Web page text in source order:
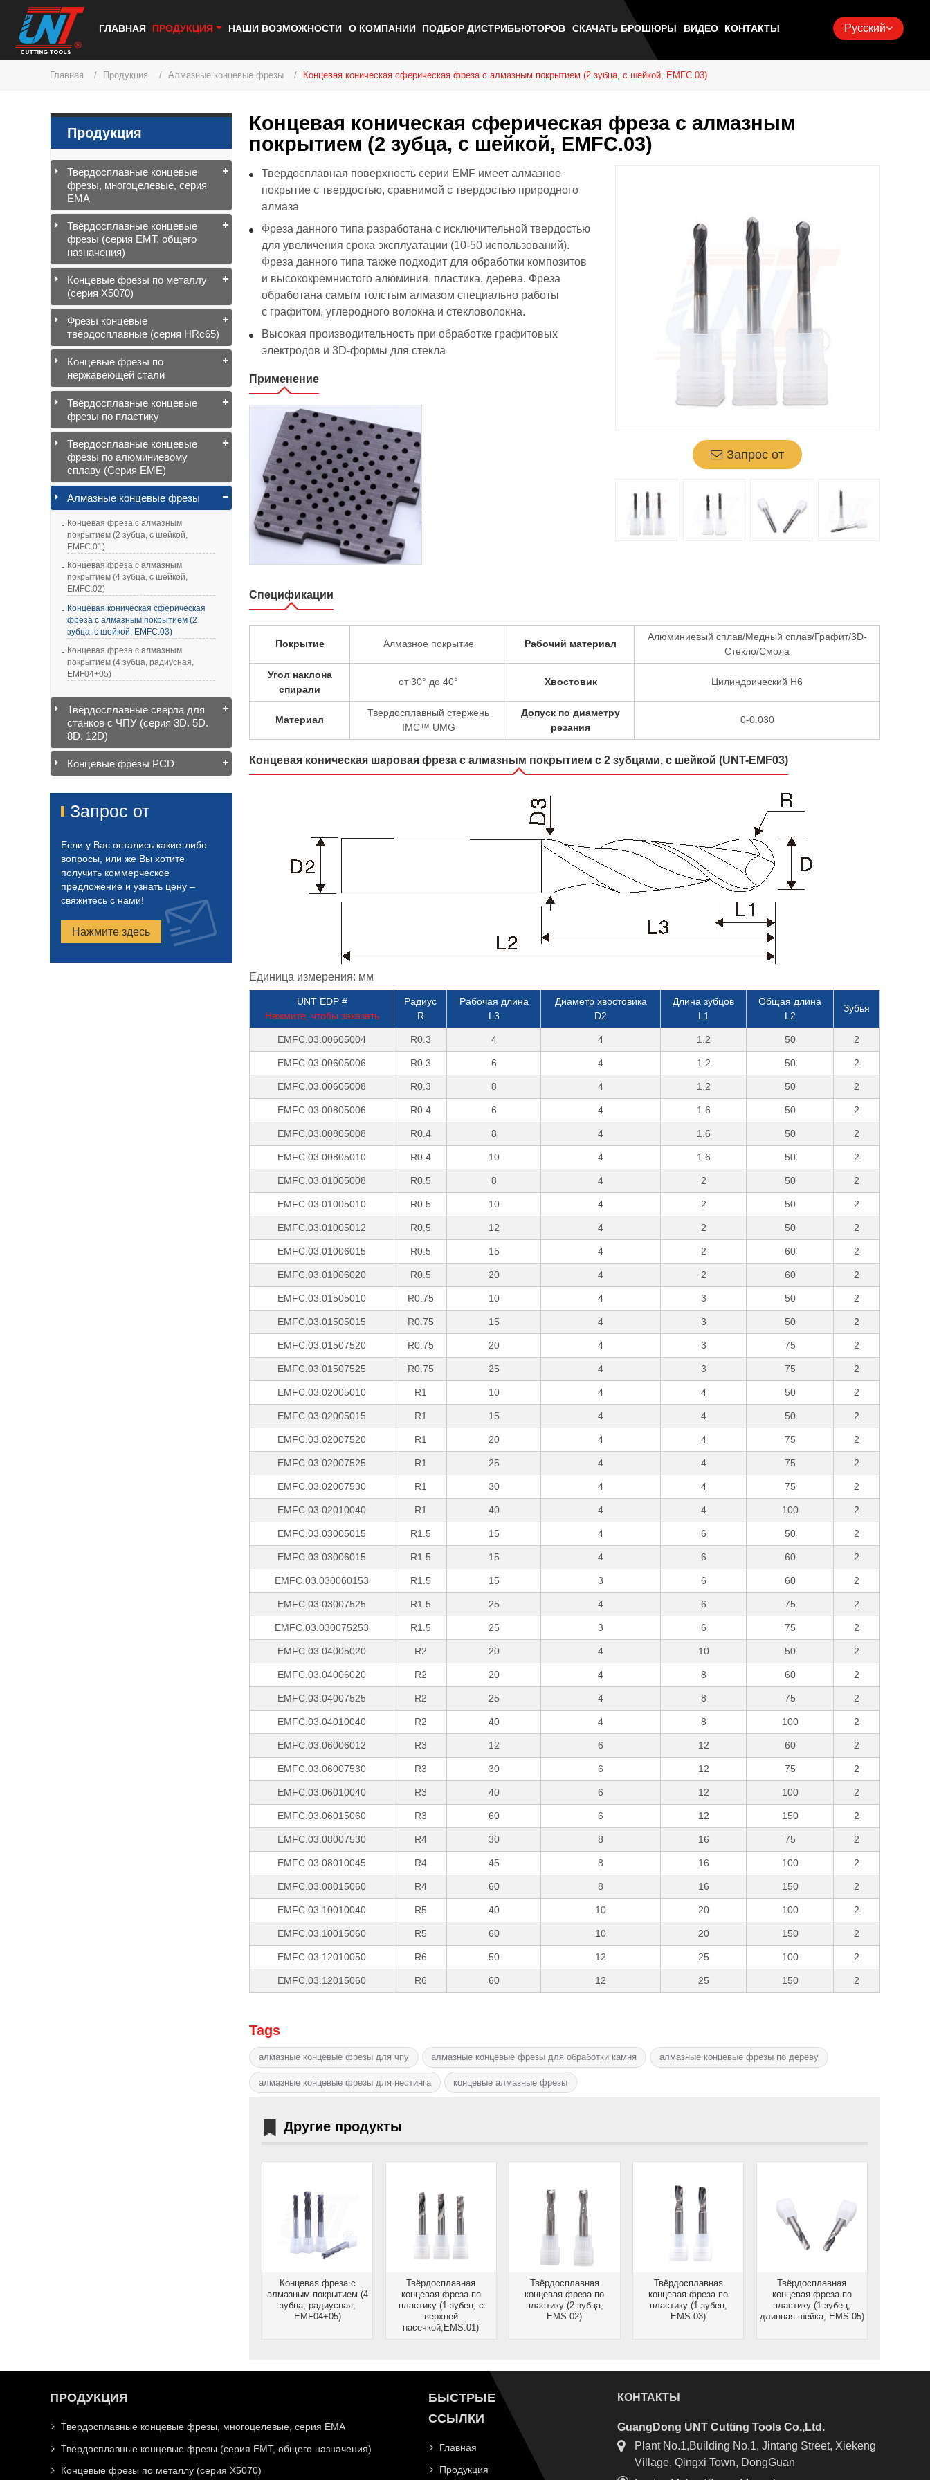
Русский
ГЛАВНАЯ ПРОДУКЦИЯ НАШИ ВОЗМОЖНОСТИ О КОМПАНИИ ПОДБОР ДИСТРИБЬЮТОРОВ СКАЧАТЬ БРОШЮРЫ ВИДЕО КОНТАКТЫ
Главная Продукция Алмазные концевые фрезы Концевая коническая сферическая фреза с алмазным покрытием (2 зубца, с шейкой, EMFC.03)
Концевая коническая сферическая фреза с алмазным
покрытием (2 зубца, с шейкой, EMFC.03)
Запрос от
Твердосплавная поверхность серии EMF имеет алмазное
покрытие с твердостью, сравнимой с твердостью природного
алмаза
Фреза данного типа разработана с исключительной твердостью
для увеличения срока эксплуатации (10-50 использований).
Фреза данного типа также подходит для обработки композитов
и высококремнистого алюминия, пластика, дерева. Фреза
обработана самым толстым алмазом специально работы
с графитом, углеродного волокна и стекловолокна.
Высокая производительность при обработке графитовых
электродов и 3D-формы для стекла
Применение
Спецификации
Покрытие Алмазное покрытие Рабочий материал
Алюминиевый сплав/Медный сплав/Графит/3D-
Стекло/Смола
Угол наклона
спирали
от 30° до 40° Хвостовик Цилиндрический H6
Материал
Твердосплавный стержень
IMC™ UMG
Допуск по диаметру
резания
0-0.030
Концевая коническая шаровая фреза с алмазным покрытием с 2 зубцами, с шейкой (UNT-EMF03)
Единица измерения: мм
UNT EDP #
Нажмите, чтобы заказать
Радиус
R
Рабочая длина
L3
Диаметр хвостовика
D2
Длина зубцов
L1
Общая длина
L2
Зубья
EMFC.03.00605004 R0.3 4 4 1.2 50 2
EMFC.03.00605006 R0.3 6 4 1.2 50 2
EMFC.03.00605008 R0.3 8 4 1.2 50 2
EMFC.03.00805006 R0.4 6 4 1.6 50 2
EMFC.03.00805008 R0.4 8 4 1.6 50 2
EMFC.03.00805010 R0.4 10 4 1.6 50 2
EMFC.03.01005008 R0.5 8 4 2 50 2
EMFC.03.01005010 R0.5 10 4 2 50 2
EMFC.03.01005012 R0.5 12 4 2 50 2
EMFC.03.01006015 R0.5 15 4 2 60 2
EMFC.03.01006020 R0.5 20 4 2 60 2
EMFC.03.01505010 R0.75 10 4 3 50 2
EMFC.03.01505015 R0.75 15 4 3 50 2
EMFC.03.01507520 R0.75 20 4 3 75 2
EMFC.03.01507525 R0.75 25 4 3 75 2
EMFC.03.02005010 R1 10 4 4 50 2
EMFC.03.02005015 R1 15 4 4 50 2
EMFC.03.02007520 R1 20 4 4 75 2
EMFC.03.02007525 R1 25 4 4 75 2
EMFC.03.02007530 R1 30 4 4 75 2
EMFC.03.02010040 R1 40 4 4 100 2
EMFC.03.03005015 R1.5 15 4 6 50 2
EMFC.03.03006015 R1.5 15 4 6 60 2
EMFC.03.030060153 R1.5 15 3 6 60 2
EMFC.03.03007525 R1.5 25 4 6 75 2
EMFC.03.030075253 R1.5 25 3 6 75 2
EMFC.03.04005020 R2 20 4 10 50 2
EMFC.03.04006020 R2 20 4 8 60 2
EMFC.03.04007525 R2 25 4 8 75 2
EMFC.03.04010040 R2 40 4 8 100 2
EMFC.03.06006012 R3 12 6 12 60 2
EMFC.03.06007530 R3 30 6 12 75 2
EMFC.03.06010040 R3 40 6 12 100 2
EMFC.03.06015060 R3 60 6 12 150 2
EMFC.03.08007530 R4 30 8 16 75 2
EMFC.03.08010045 R4 45 8 16 100 2
EMFC.03.08015060 R4 60 8 16 150 2
EMFC.03.10010040 R5 40 10 20 100 2
EMFC.03.10015060 R5 60 10 20 150 2
EMFC.03.12010050 R6 50 12 25 100 2
EMFC.03.12015060 R6 60 12 25 150 2
Tags
алмазные концевые фрезы для чпу алмазные концевые фрезы для обработки камня алмазные концевые фрезы по дереву
алмазные концевые фрезы для нестинга концевые алмазные фрезы
Другие продукты
Концевая фреза с
алмазным покрытием (4
зубца, радиусная,
EMF04+05)
Твёрдосплавная
концевая фреза по
пластику (1 зубец, с
верхней
насечкой,EMS.01)
Твёрдосплавная
концевая фреза по
пластику (2 зубца,
EMS.02)
Твёрдосплавная
концевая фреза по
пластику (1 зубец,
EMS.03)
Твёрдосплавная
концевая фреза по
пластику (1 зубец,
длинная шейка, EMS 05)
Продукция
Твердосплавные концевые
фрезы, многоцелевые, серия
EMA
Твёрдосплавные концевые
фрезы (серия EMT, общего
назначения)
Концевые фрезы по металлу
(серия X5070)
Фрезы концевые
твёрдосплавные (серия HRc65)
Концевые фрезы по
нержавеющей стали
Твёрдосплавные концевые
фрезы по пластику
Твёрдосплавные концевые
фрезы по алюминиевому
сплаву (Серия EME)
Алмазные концевые фрезы
Концевая фреза с алмазным
покрытием (2 зубца, с шейкой,
EMFC.01)
Концевая фреза с алмазным
покрытием (4 зубца, с шейкой,
EMFC.02)
Концевая коническая сферическая
фреза с алмазным покрытием (2
зубца, с шейкой, EMFC.03)
Концевая фреза с алмазным
покрытием (4 зубца, радиусная,
EMF04+05)
Твёрдосплавные сверла для
станков с ЧПУ (серия 3D. 5D.
8D. 12D)
Концевые фрезы PCD
Запрос от
Если у Вас остались какие-либо
вопросы, или же Вы хотите
получить коммерческое
предложение и узнать цену –
свяжитесь с нами!
Нажмите здесь
ПРОДУКЦИЯ
Твердосплавные концевые фрезы, многоцелевые, серия EMA
Твёрдосплавные концевые фрезы (серия EMT, общего назначения)
Концевые фрезы по металлу (серия X5070)
БЫСТРЫЕ
ССЫЛКИ
Главная
Продукция
КОНТАКТЫ
GuangDong UNT Cutting Tools Co.,Ltd.
Plant No.1,Building No.1, Jintang Street, Xiekeng
Village, Qingxi Town, DongGuan